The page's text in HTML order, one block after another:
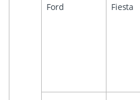
Ford Fiesta